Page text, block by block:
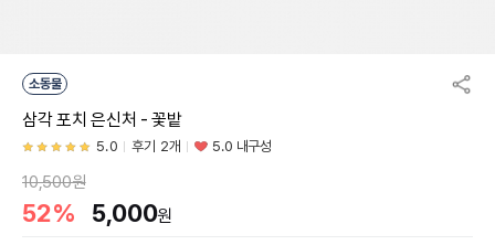
소동물
삼각 포치 은신처 - 꽃밭
5.0 후기 2개 5.0 내구성
10,500원
52% 5,000원